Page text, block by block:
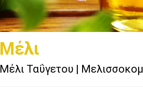
Μέλι
Μέλι Ταΰγετου |